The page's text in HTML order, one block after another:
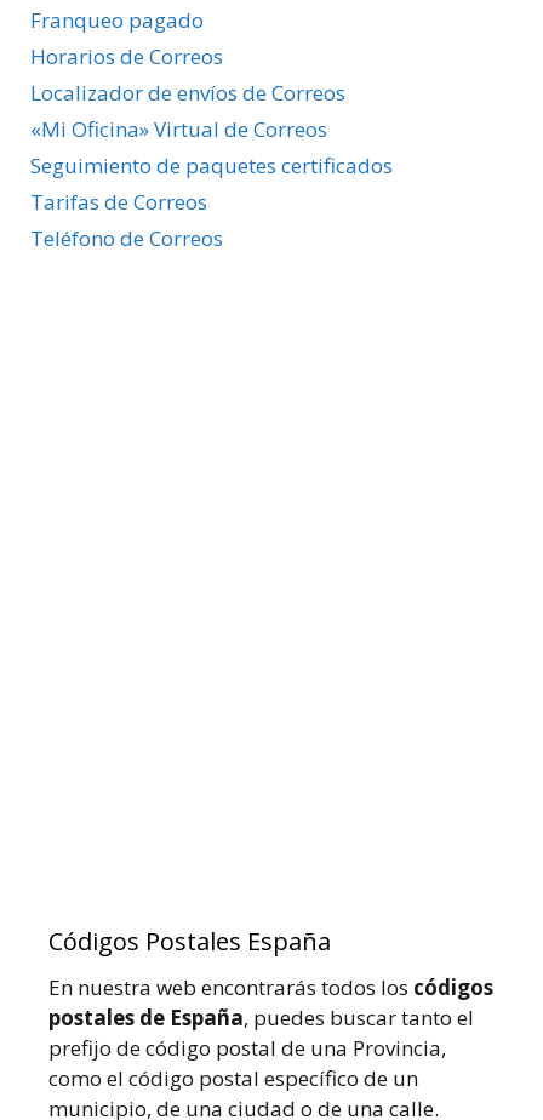
Franqueo pagado
Horarios de Correos
Localizador de envíos de Correos
«Mi Oficina» Virtual de Correos
Seguimiento de paquetes certificados
Tarifas de Correos
Teléfono de Correos
Códigos Postales España
En nuestra web encontrarás todos los códigos
postales de España, puedes buscar tanto el
prefijo de código postal de una Provincia,
como el código postal específico de un
municipio, de una ciudad o de una calle.